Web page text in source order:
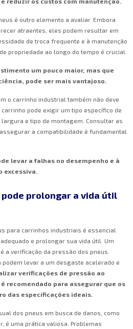
é outro elemento a avaliar. Embora
atraentes, eles podem resultar em
de troca frequente e à manutenção
propriedade ao longo do tempo é crucial.
um pouco maior, mas que
pode ser mais vantajoso.
o carrinho industrial também não deve
pode exigir um tipo específico de
e tipo de montagem. Consultar as
a compatibilidade é fundamental
levar a falhas no desempenho e à
excessiva.
pode prolongar a vida útil
para carrinhos industriais é essencial
e prolongar sua vida útil. Um
a verificação da pressão dos pneus.
podem levar a um desgaste acelerado e
verificações de pressão ao
recomendado para assegurar que os
das especificações ideais.
dos pneus em busca de danos, como
é uma prática valiosa. Problemas